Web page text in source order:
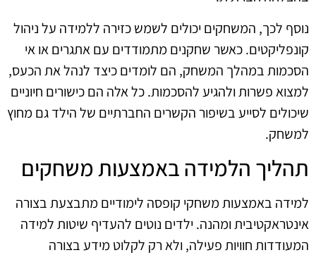
נוסף לכך, המשחקים יכולים לשמש כזירה ללמידה על ניהול
קונפליקטים. כאשר שחקנים מתמודדים עם אתגרים או אי
הסכמות במהלך המשחק, הם לומדים כיצד לנהל את הכעס,
למצוא פשרות ולהגיע להסכמות. כל אלה הם כישורים חיוניים
שיכולים לסייע בשיפור הקשרים החברתיים של הילד גם מחוץ
למשחק.
תהליך הלמידה באמצעות משחקים
למידה באמצעות משחקי קופסה לימודיים מתבצעת בצורה
אינטראקטיבית ומהנה. ילדים נוטים להעדיף שיטות למידה
המעודדות חוויות פעילה, ולא רק לקלוט מידע בצורה